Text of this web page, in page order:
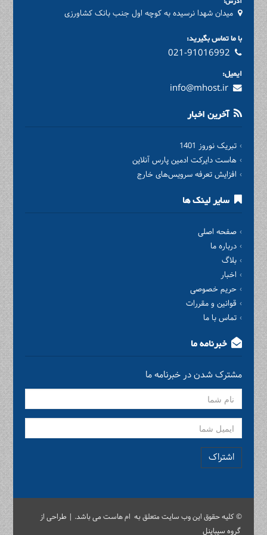
میدان شهدا نرسیده به کوچه اول جنب بانک کشاورزی
با ما تماس بگیرید:
021-91016992
ایمیل:
info@mhost.ir
آخرین اخبار
تبریک نوروز 1401
هاست دایرکت ادمین پارس آنلاین
افزایش تعرفه سرویس‌های خارج
سایر لینک ها
صفحه اصلی
درباره ما
بلاگ
اخبار
حریم خصوصی
قوانین و مقررات
تماس با ما
خبرنامه ما
مشترک شدن در خبرنامه ما
اشتراک
© کلیه حقوق این وب سایت متعلق به ام هاست می باشد. | طراحی از
گروه سیباپنل